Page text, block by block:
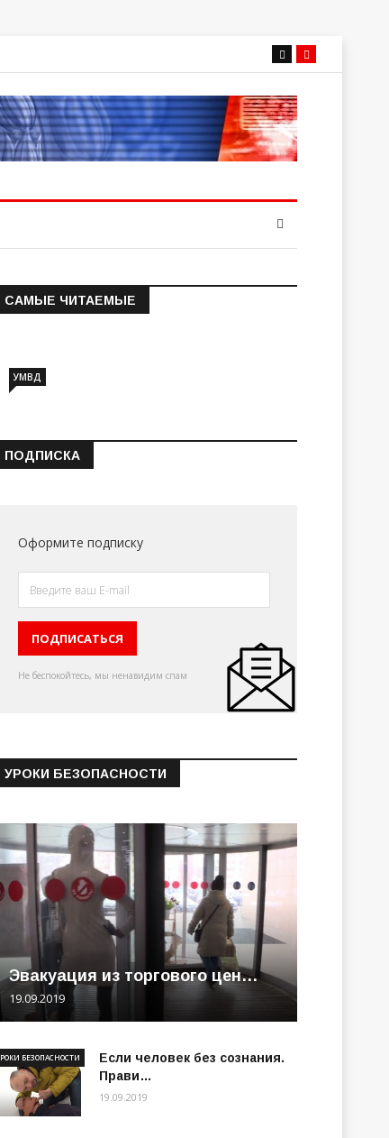
САМЫЕ ЧИТАЕМЫЕ
Информация о состоянии
УМВД
ПОДПИСКА
Оформите подписку
Не беспокойтесь, мы ненавидим спам
УРОКИ БЕЗОПАСНОСТИ
Эвакуация из торгового цен…
19.09.2019
Если человек без сознания.
Прави…
БЕЗОПАСНОСТИ
19.09.2019